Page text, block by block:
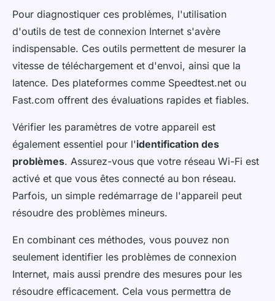
Pour diagnostiquer ces problèmes, l'utilisation
d'outils de test de connexion Internet s'avère
indispensable. Ces outils permettent de mesurer la
vitesse de téléchargement et d'envoi, ainsi que la
latence. Des plateformes comme Speedtest.net ou
Fast.com offrent des évaluations rapides et fiables.
Vérifier les paramètres de votre appareil est
également essentiel pour l'identification des
problèmes. Assurez-vous que votre réseau Wi-Fi est
activé et que vous êtes connecté au bon réseau.
Parfois, un simple redémarrage de l'appareil peut
résoudre des problèmes mineurs.
En combinant ces méthodes, vous pouvez non
seulement identifier les problèmes de connexion
Internet, mais aussi prendre des mesures pour les
résoudre efficacement. Cela vous permettra de